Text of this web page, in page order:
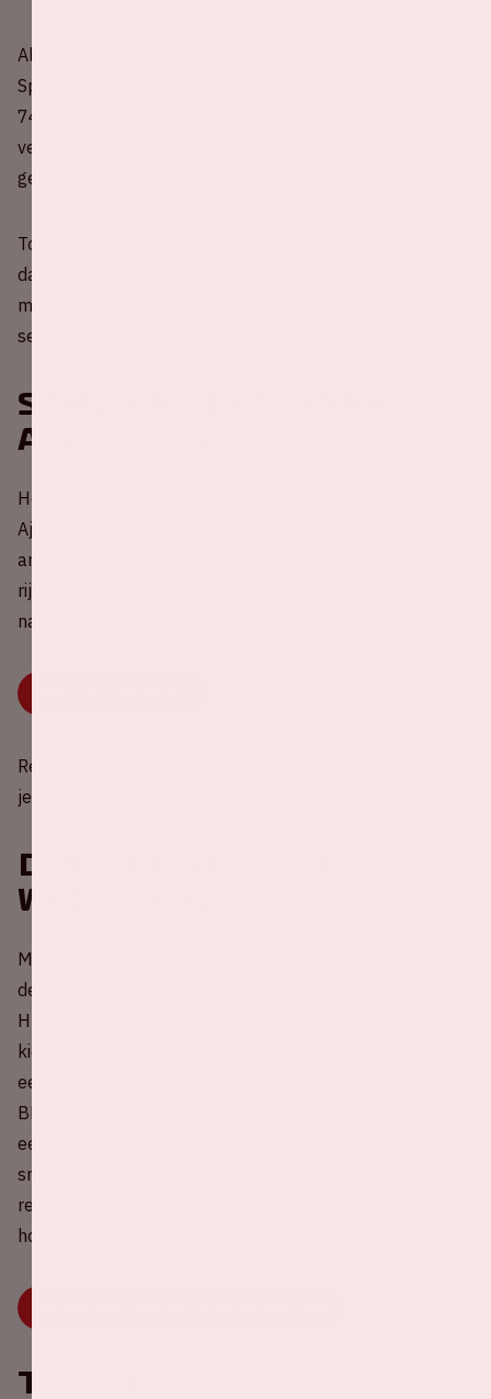
Al maar liefst 125 keer eerder stond Ajax tegenover
Sparta Rotterdam in de Eredivisie. Ajax schreef daarvan
74 overwinningen op zijn naam, 25 wedstrijden gingen
verloren en uit 26 duels kwam geen winnaar: het bleef
gelijk spel.
Totaal werd er door Ajax 306 keer gescoord. Sparta wist
daar tegenover 145 keer het doel te raken. De grootste,
meest recente, thuisoverwinning van Ajax stamt uit
seizoen 2000-2001, het werd maar liefst 9-0.
Samen rijden naar
Ajax - Sparta
Help mee met het reduceren van CO2-uitstoot rondom
Ajax - Sparta 💚 Deel nu jouw lege autostoel(en) met
andere fans of kies een rit uit om mee te rijden. Samen
rijden is veel gezelliger, beter voor je portemonnee én
natuurlijk het milieu. Druk snel op onderstaande knop.
Reis je liever op een andere manier naar de ArenA? Plan
je reis dan zo duurzaam mogelijk via onze
Dineren voor de
wedstrijd
Maak jouw dag compleet en kom gezellig dineren voor
de wedstrijd. In samenwerking met topklasse cateraar
Hutten zijn er drie toffe concepten waar je uit kunt
kiezen met één gemene deler: een culinaire avond op
een unieke locatie. Met de concepten By Lute, BAUT en
BRKLN is er voor ieder wat wils. Van high-end dining in
een ontspannen setting tot het beproefde en
smaakvolle BRKLN concept mét spectaculair uitzicht. De
restaurants zijn toegankelijk voor bezoekers op de
hoofdtribune.
Tickets